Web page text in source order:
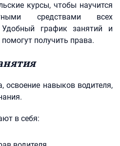
курсы, чтобы научится
средствами всех
график занятий и
получить права.
освоение навыков водителя,
в себя: